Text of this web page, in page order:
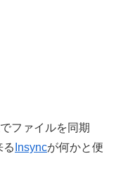
ファイルを同期
る Insyncが何かと便